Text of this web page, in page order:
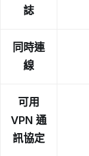
誌
同時連
線
可用
VPN 通
訊協定